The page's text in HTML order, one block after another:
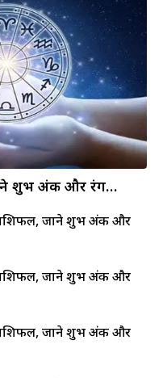
शुभ अंक और रंग…
जाने शुभ अंक और
जाने शुभ अंक और
जाने शुभ अंक और